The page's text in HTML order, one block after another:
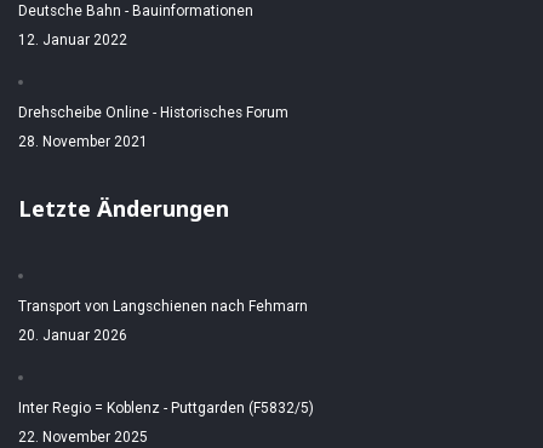
Deutsche Bahn - Bauinformationen
12. Januar 2022
Drehscheibe Online - Historisches Forum
28. November 2021
Letzte Änderungen
Transport von Langschienen nach Fehmarn
20. Januar 2026
Inter Regio = Koblenz - Puttgarden (F5832/5)
22. November 2025